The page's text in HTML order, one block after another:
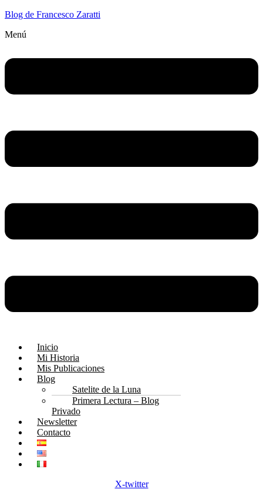
Blog de Francesco Zaratti
Menú
Inicio
Mi Historia
Mis Publicaciones
Blog
Satelite de la Luna
Primera Lectura – Blog
Privado
Newsletter
Contacto
X-twitter